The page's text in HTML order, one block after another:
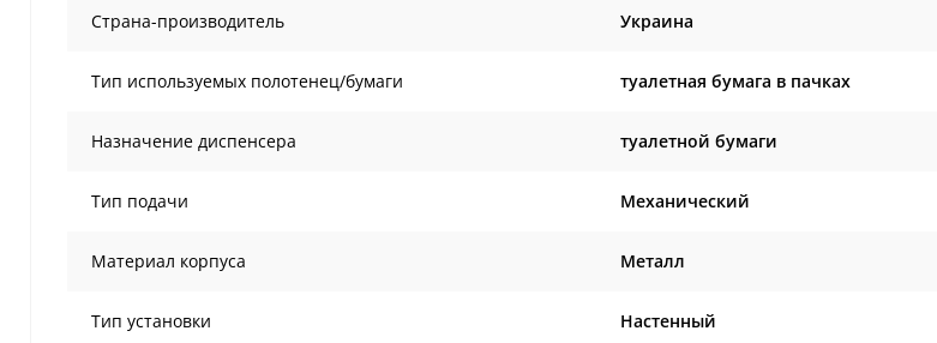
Страна-производитель Украина
Тип используемых полотенец/бумаги туалетная бумага в пачках
Назначение диспенсера туалетной бумаги
Тип подачи Механический
Материал корпуса Металл
Тип установки Настенный